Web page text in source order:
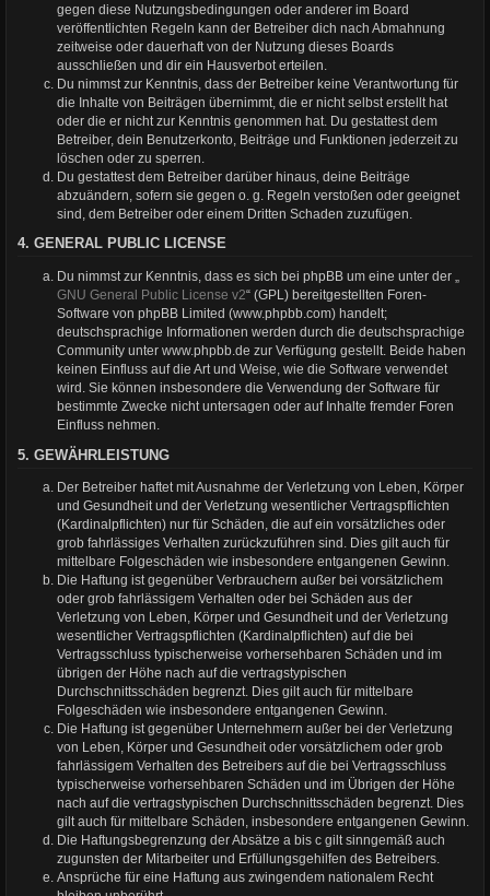
gegen diese Nutzungsbedingungen oder anderer im Board
veröffentlichten Regeln kann der Betreiber dich nach Abmahnung
zeitweise oder dauerhaft von der Nutzung dieses Boards
ausschließen und dir ein Hausverbot erteilen.
Du nimmst zur Kenntnis, dass der Betreiber keine Verantwortung für
die Inhalte von Beiträgen übernimmt, die er nicht selbst erstellt hat
oder die er nicht zur Kenntnis genommen hat. Du gestattest dem
Betreiber, dein Benutzerkonto, Beiträge und Funktionen jederzeit zu
löschen oder zu sperren.
Du gestattest dem Betreiber darüber hinaus, deine Beiträge
abzuändern, sofern sie gegen o. g. Regeln verstoßen oder geeignet
sind, dem Betreiber oder einem Dritten Schaden zuzufügen.
4. GENERAL PUBLIC LICENSE
Du nimmst zur Kenntnis, dass es sich bei phpBB um eine unter der „
GNU General Public License v2“ (GPL) bereitgestellten Foren-
Software von phpBB Limited (www.phpbb.com) handelt;
deutschsprachige Informationen werden durch die deutschsprachige
Community unter www.phpbb.de zur Verfügung gestellt. Beide haben
keinen Einfluss auf die Art und Weise, wie die Software verwendet
wird. Sie können insbesondere die Verwendung der Software für
bestimmte Zwecke nicht untersagen oder auf Inhalte fremder Foren
Einfluss nehmen.
5. GEWÄHRLEISTUNG
Der Betreiber haftet mit Ausnahme der Verletzung von Leben, Körper
und Gesundheit und der Verletzung wesentlicher Vertragspflichten
(Kardinalpflichten) nur für Schäden, die auf ein vorsätzliches oder
grob fahrlässiges Verhalten zurückzuführen sind. Dies gilt auch für
mittelbare Folgeschäden wie insbesondere entgangenen Gewinn.
Die Haftung ist gegenüber Verbrauchern außer bei vorsätzlichem
oder grob fahrlässigem Verhalten oder bei Schäden aus der
Verletzung von Leben, Körper und Gesundheit und der Verletzung
wesentlicher Vertragspflichten (Kardinalpflichten) auf die bei
Vertragsschluss typischerweise vorhersehbaren Schäden und im
übrigen der Höhe nach auf die vertragstypischen
Durchschnittsschäden begrenzt. Dies gilt auch für mittelbare
Folgeschäden wie insbesondere entgangenen Gewinn.
Die Haftung ist gegenüber Unternehmern außer bei der Verletzung
von Leben, Körper und Gesundheit oder vorsätzlichem oder grob
fahrlässigem Verhalten des Betreibers auf die bei Vertragsschluss
typischerweise vorhersehbaren Schäden und im Übrigen der Höhe
nach auf die vertragstypischen Durchschnittsschäden begrenzt. Dies
gilt auch für mittelbare Schäden, insbesondere entgangenen Gewinn.
Die Haftungsbegrenzung der Absätze a bis c gilt sinngemäß auch
zugunsten der Mitarbeiter und Erfüllungsgehilfen des Betreibers.
Ansprüche für eine Haftung aus zwingendem nationalem Recht